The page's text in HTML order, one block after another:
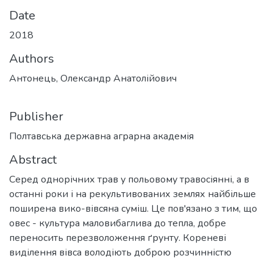
Date
2018
Authors
Антонець, Олександр Анатолійович
Publisher
Полтавська державна аграрна академія
Abstract
Серед однорічних трав у польовому травосіянні, а в
останні роки і на рекультивованих землях найбільше
поширена вико-вівсяна суміш. Це пов'язано з тим, що
овес - культура маловибаглива до тепла, добре
переносить перезволоження ґрунту. Кореневі
виділення вівса володіють доброю розчинністю